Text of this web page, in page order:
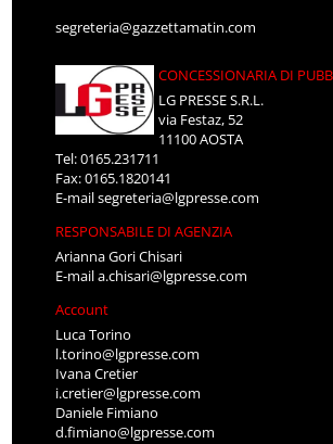
segreteria@gazzettamatin.com
CONCESSIONARIA DI
LG PRESSE S.R.L.
via Festaz, 52
11100 AOSTA
Tel: 0165.231711
Fax: 0165.1820141
E-mailsegreteria@lgpresse.com
RESPONSABILE DI AGENZIA
Arianna Gori Chisari
E-maila.chisari@lgpresse.com
Account
Luca Torino
l.torino@lgpresse.com
Ivana Cretier
i.cretier@lgpresse.com
Daniele Fimiano
d.fimiano@lgpresse.com